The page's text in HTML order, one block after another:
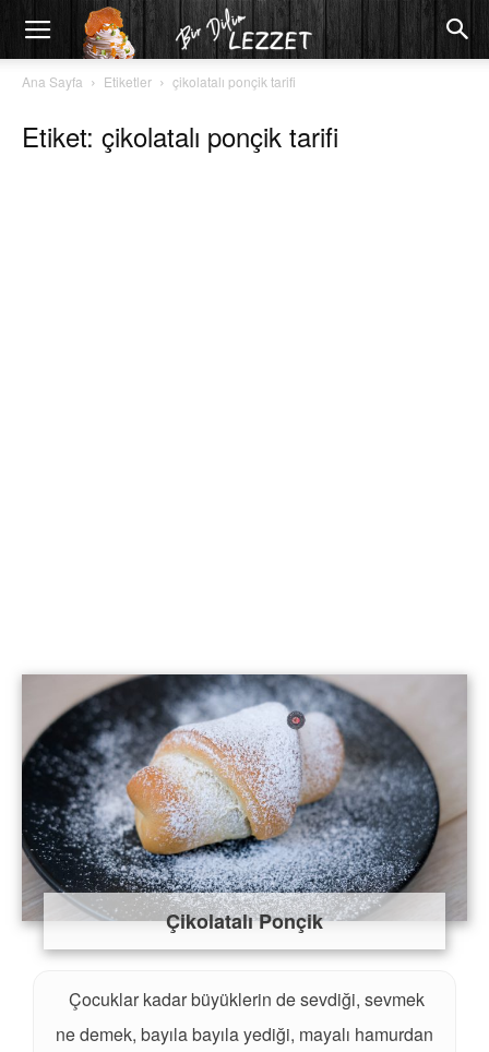
Ana Sayfa Etiketler çikolatalı ponçik tarifi
Etiket: çikolatalı ponçik tarifi
Çikolatalı Ponçik
Çocuklar kadar büyüklerin de sevdiği, sevmek
ne demek, bayıla bayıla yediği, mayalı hamurdan